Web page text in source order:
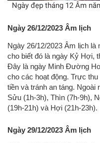
Ngày đẹp tháng 12 Âm
Ngày 26/12/2023 Âm lịch
Ngày 26/12/2023 Âm lịch
cho biết đó là ngày Kỷ Hợi,
Đây là ngày Minh Đường
cho các hoạt động. Trực
tiền và tránh an táng. Ngoài
Sửu (1h-3h), Thìn (7h-9h),
(19h-21h) và Hợi (21h-23h).
Ngày 29/12/2023 Âm lịch